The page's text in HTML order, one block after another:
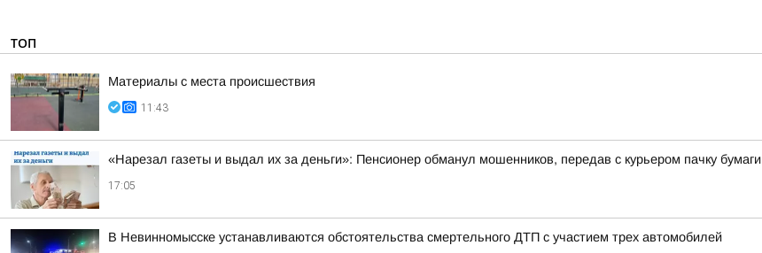
ТОП
Материалы с места происшествия
11:43
«Нарезал газеты и выдал их за деньги»: Пенсионер обманул мошенников, передав с курьером пачку бумаги
17:05
В Невинномысске устанавливаются обстоятельства смертельного ДТП с участием трех автомобилей